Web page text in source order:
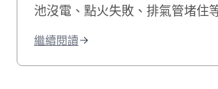
池沒電、點火失敗、排氣管堵住
除的方法，讓您快速解決機車無
境！
繼續閱讀